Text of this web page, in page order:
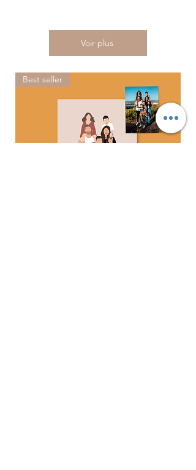
Voir plus
Best seller